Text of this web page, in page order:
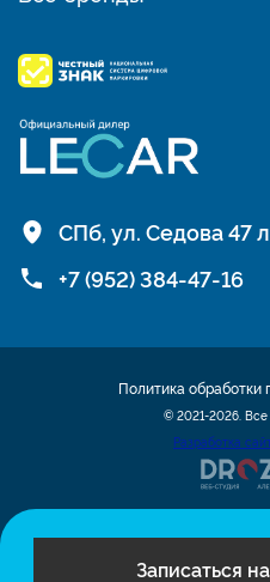
Записаться
СПб, ул. Седова 47
+7 (952) 384-47-16
© 2021-2026.
Разработка
Политика обработки